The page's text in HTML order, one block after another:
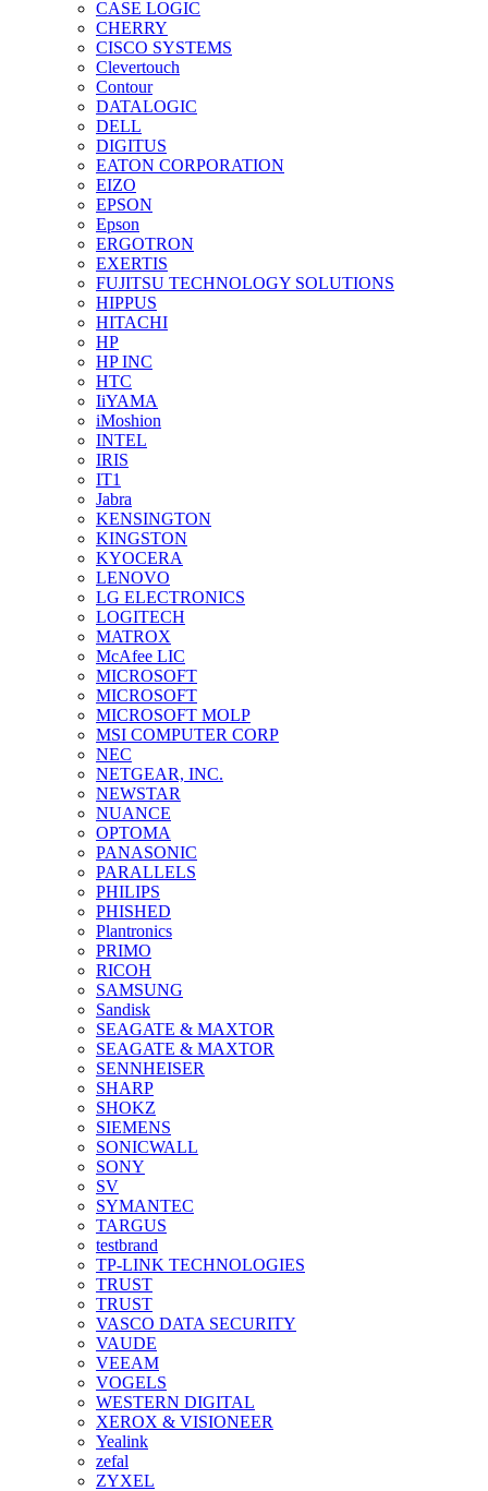
CASE LOGIC
CHERRY
CISCO SYSTEMS
Clevertouch
Contour
DATALOGIC
DELL
DIGITUS
EATON CORPORATION
EIZO
EPSON
Epson
ERGOTRON
EXERTIS
FUJITSU TECHNOLOGY SOLUTIONS
HIPPUS
HITACHI
HP
HP INC
HTC
IiYAMA
iMoshion
INTEL
IRIS
IT1
Jabra
KENSINGTON
KINGSTON
KYOCERA
LENOVO
LG ELECTRONICS
LOGITECH
MATROX
McAfee LIC
MICROSOFT
MICROSOFT
MICROSOFT MOLP
MSI COMPUTER CORP
NEC
NETGEAR, INC.
NEWSTAR
NUANCE
OPTOMA
PANASONIC
PARALLELS
PHILIPS
PHISHED
Plantronics
PRIMO
RICOH
SAMSUNG
Sandisk
SEAGATE & MAXTOR
SEAGATE & MAXTOR
SENNHEISER
SHARP
SHOKZ
SIEMENS
SONICWALL
SONY
SV
SYMANTEC
TARGUS
testbrand
TP-LINK TECHNOLOGIES
TRUST
TRUST
VASCO DATA SECURITY
VAUDE
VEEAM
VOGELS
WESTERN DIGITAL
XEROX & VISIONEER
Yealink
zefal
ZYXEL